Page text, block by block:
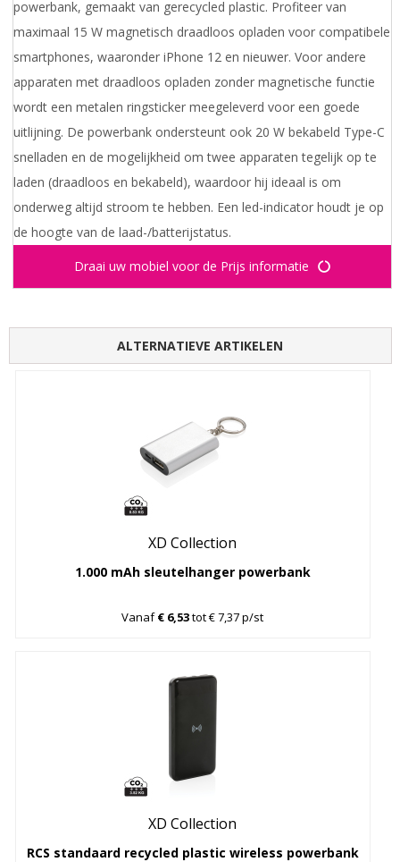
powerbank, gemaakt van gerecycled plastic. Profiteer van
maximaal 15 W magnetisch draadloos opladen voor compatibele
smartphones, waaronder iPhone 12 en nieuwer. Voor andere
apparaten met draadloos opladen zonder magnetische functie
wordt een metalen ringsticker meegeleverd voor een goede
uitlijning. De powerbank ondersteunt ook 20 W bekabeld Type-C
snelladen en de mogelijkheid om twee apparaten tegelijk op te
laden (draadloos en bekabeld), waardoor hij ideaal is om
onderweg altijd stroom te hebben. Een led-indicator houdt je op
de hoogte van de laad-/batterijstatus.
Draai uw mobiel voor de Prijs informatie
ALTERNATIEVE ARTIKELEN
XD Collection
1.000 mAh sleutelhanger powerbank
Vanaf€ 6,53tot € 7,37 p/st
XD Collection
RCS standaard recycled plastic wireless powerbank